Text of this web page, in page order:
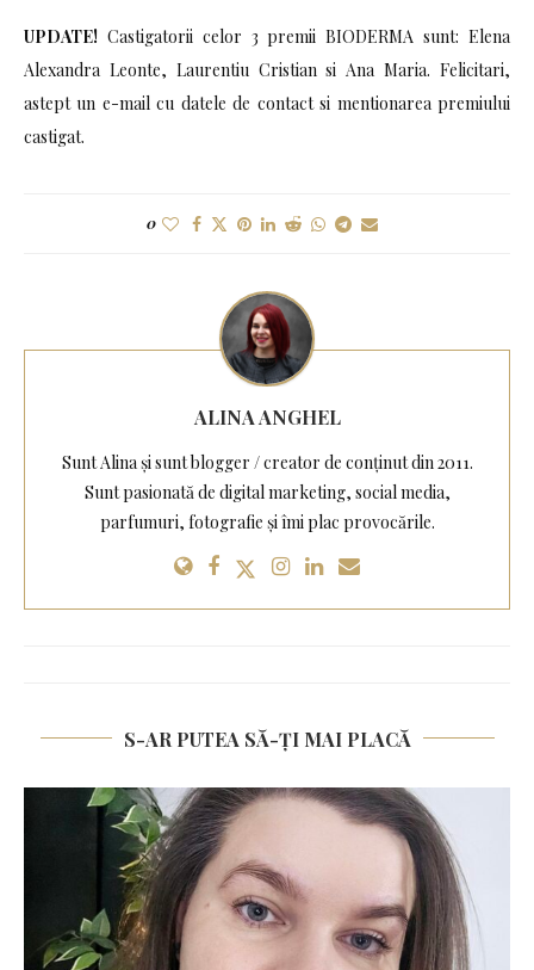
UPDATE! Castigatorii celor 3 premii BIODERMA sunt: Elena
Alexandra Leonte, Laurentiu Cristian si Ana Maria. Felicitari,
astept un e-mail cu datele de contact si mentionarea premiului
castigat.
0
ALINA ANGHEL
Sunt Alina și sunt blogger / creator de conținut din 2011.
Sunt pasionată de digital marketing, social media,
parfumuri, fotografie și îmi plac provocările.
S-AR PUTEA SĂ-ȚI MAI PLACĂ